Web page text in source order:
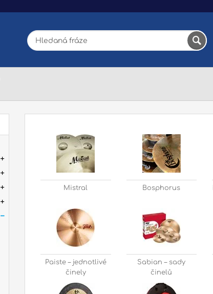
Mistral Bosphorus
Paiste – jednotlivé
činely
Sabian – sady
činelů